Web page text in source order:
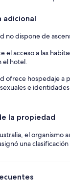
adicional
no dispone de
el acceso a las
el hotel.
ofrece hospedaje a
e
la propiedad
el organismo
una